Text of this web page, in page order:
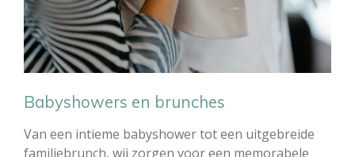
Babyshowers en brunches
Van een intieme babyshower tot een uitgebreide
familiebrunch, wij zorgen voor een memorabele